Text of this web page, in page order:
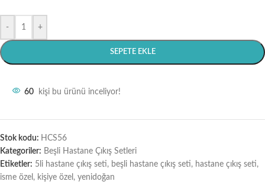
- +
SEPETE EKLE
60 kişi bu ürünü inceliyor!
Stok kodu: HCS56
Kategoriler: Beşli Hastane Çıkış Setleri
Etiketler: 5li hastane çıkış seti, beşli hastane çıkış seti, hastane çıkış seti,
isme özel , kişiye özel , yenidoğan